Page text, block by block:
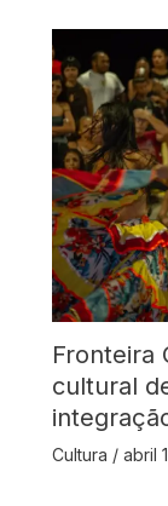
Fronteira
cultural
Cultura / abril